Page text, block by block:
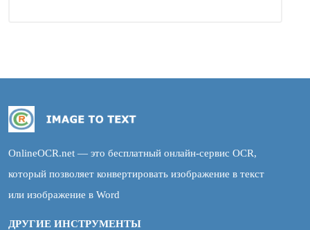
OnlineOCR.net — это бесплатный онлайн-сервис OCR,
который позволяет конвертировать изображение в текст
или изображение в Word
ДРУГИЕ ИНСТРУМЕНТЫ